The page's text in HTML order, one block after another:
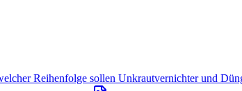
Reihenfolge sollen Unkrautvernichter und